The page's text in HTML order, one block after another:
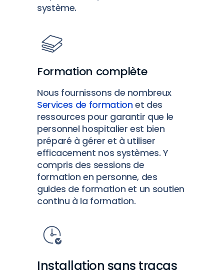
système.
Formation complète
Nous fournissons de nombreux
Services de formation et des
ressources pour garantir que le
personnel hospitalier est bien
préparé à gérer et à utiliser
efficacement nos systèmes. Y
compris des sessions de
formation en personne, des
guides de formation et un soutien
continu à la formation.
Installation sans tracas